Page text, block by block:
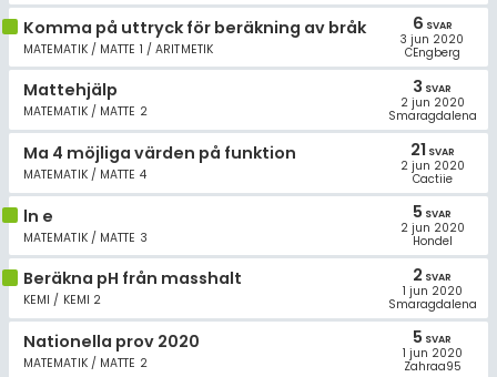
Komma på uttryck för beräkning av bråk
MATEMATIK / MATTE 1 / ARITMETIK
6 SVAR
3 jun 2020
CEngberg
Mattehjälp
MATEMATIK / MATTE 2
3 SVAR
2 jun 2020
Smaragdalena
Ma 4 möjliga värden på funktion
MATEMATIK / MATTE 4
21 SVAR
2 jun 2020
Cactiie
ln e
MATEMATIK / MATTE 3
5 SVAR
2 jun 2020
Hondel
Beräkna pH från masshalt
KEMI / KEMI 2
2 SVAR
1 jun 2020
Smaragdalena
Nationella prov 2020
MATEMATIK / MATTE 2
5 SVAR
1 jun 2020
Zahraa95